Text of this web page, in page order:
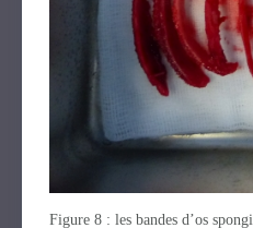
Figure 8 : les bandes d’os